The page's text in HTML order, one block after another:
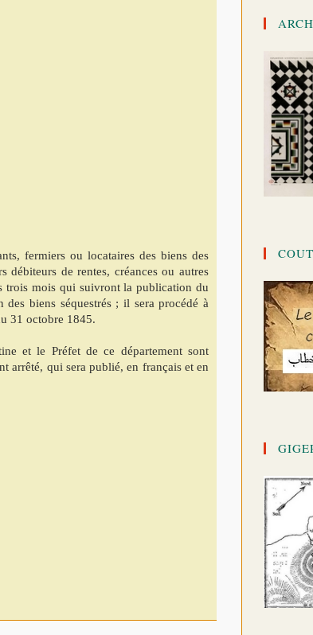
fermiers ou locataires des biens des
débiteurs de rentes, créances ou autres
trois mois qui suivront la publication du
biens séquestrés ; il sera procédé à
31 octobre 1845.
et le Préfet de ce département sont
arrêté, qui sera publié, en français et en